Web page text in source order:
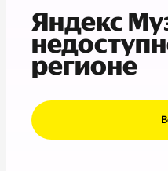
Яндекс
регионе